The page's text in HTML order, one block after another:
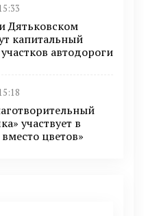
Дятьковском
капитальный
автодороги
участвует в
цветов»